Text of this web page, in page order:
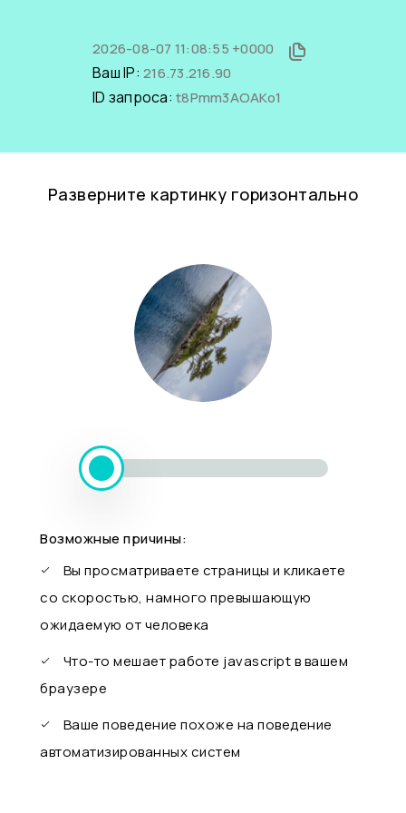
2026-08-07 11:08:55 +0000
Ваш IP: 216.73.216.90
ID запроса: t8Pmm3AOAKo1
Разверните картинку горизонтально
Возможные причины:
Вы просматриваете страницы и кликаете
со скоростью, намного превышающую
ожидаемую от человека
Что-то мешает работе javascript в вашем
браузере
Ваше поведение похоже на поведение
автоматизированных систем